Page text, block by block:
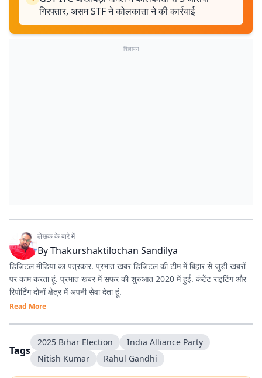
गिरफ्तार, असम STF ने कोलकाता ने की कार्रवाई
विज्ञापन
लेखक के बारे में
ByThakurshaktilochan Sandilya
डिजिटल मीडिया का पत्रकार. प्रभात खबर डिजिटल की टीम में बिहार से जुड़ी खबरों
पर काम करता हूं. प्रभात खबर में सफर की शुरुआत 2020 में हुई. कंटेंट राइटिंग और
रिपोर्टिंग दोनों क्षेत्र में अपनी सेवा देता हूं.
Read More
Tags
2025 Bihar Election
India Alliance Party
Nitish Kumar
Rahul Gandhi